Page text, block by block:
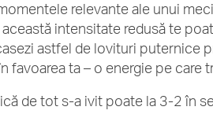
relevante ale unui
această intensitate redusă te
astfel de lovituri puternice
favoarea ta – o energie pe care
de tot s-a ivit poate la 3-2 în